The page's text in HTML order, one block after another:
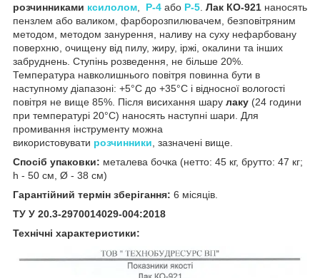
розчинниками ксилолом Р-4 або Р-5 Лак КО-921 наносять
пензлем або валиком, фарборозпилювачем, безповітряним
методом, методом занурення, наливу на суху нефарбовану
поверхню, очищену від пилу, жиру, іржі, окалини та інших
забруднень. Ступінь розведення, не більше 20%.
Температура навколишнього повітря повинна бути в
наступному діапазоні: +5°С до +35°С і відносної вологості
повітря не вище 85%. Після висихання шару лаку (24 години
при температурі 20°С) наносять наступні шари. Для
промивання інструменту можна
використовувати розчинники , зазначені вище.
Спосіб упаковки: металева бочка (нетто: 45 кг, брутто: 47 кг;
h - 50 см, Ø - 38 см)
Гарантійний термін зберігання: 6 місяців.
ТУ У 20.3-2970014029-004:2018
Технічні характеристики: